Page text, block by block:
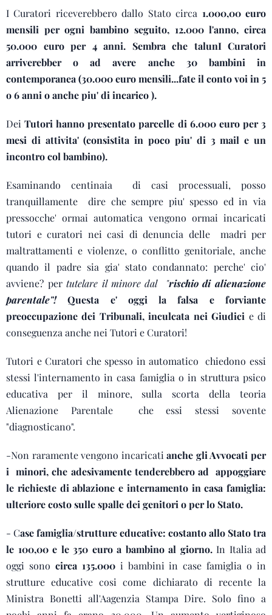
I Curatori riceverebbero dallo Stato circa 1.000,00 euro
mensili per ogni bambino seguito, 12.000 l'anno, circa
50.000 euro per 4 anni. Sembra che talunI Curatori
arriverebber o ad avere anche 30 bambini in
contemporanea (30.000 euro mensili...fate il conto voi in 5
o 6 anni o anche piu' di incarico ).
DeiTutori hanno presentato parcelle di 6.000 euro per 3
mesi di attivita' (consistita in poco piu' di 3 mail e un
incontro col bambino).
Esaminando centinaia di casi processuali, posso
tranquillamente dire che sempre piu' spesso ed in via
pressocche' ormai automatica vengono ormai incaricati
tutori e curatori nei casi di denuncia delle madri per
maltrattamenti e violenze, o conflitto genitoriale, anche
quando il padre sia gia' stato condannato: perche' cio'
avviene? pertutelare il minore dal "rischio di alienazione
parentale"!Questa e' oggi la falsa e forviante
preoccupazione dei Tribunali, inculcata nei Giudici e di
conseguenza anche nei Tutori e Curatori!
Tutori e Curatori che spesso in automatico chiedono essi
stessi l'internamento in casa famiglia o in struttura psico
educativa per il minore, sulla scorta della teoria
Alienazione Parentale che essi stessi sovente
"diagnosticano".
-Non raramente vengono incaricatianche gli Avvocati per
i minori, che adesivamente tenderebbero ad appoggiare
le richieste di ablazione e internamento in casa famiglia:
ulteriore costo sulle spalle dei genitori o per lo Stato.
- Case famiglia/strutture educative: costanto allo Stato tra
le 100,00 e le 350 euro a bambino al giorno.In Italia ad
oggi sono circa 135.000 i bambini in case famiglia o in
strutture educative cosi come dichiarato di recente la
Ministra Bonetti all'Aagenzia Stampa Dire. Solo fino a